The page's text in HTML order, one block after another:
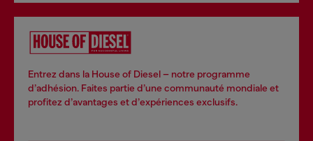
Entrez dans la House of Diesel – notre programme
d’adhésion. Faites partie d’une communauté mondiale et
profitez d’avantages et d’expériences exclusifs.